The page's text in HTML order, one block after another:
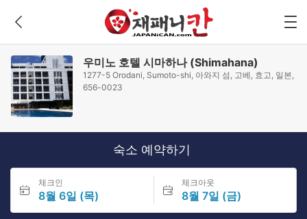
우미노 호텔 시마하나 (Shimahana)
1277-5 Orodani, Sumoto-shi, 아와지 섬, 고베, 효고, 일본,
656-0023
숙소 예약하기
체크인
8월 6일 (목)
체크아웃
8월 7일 (금)